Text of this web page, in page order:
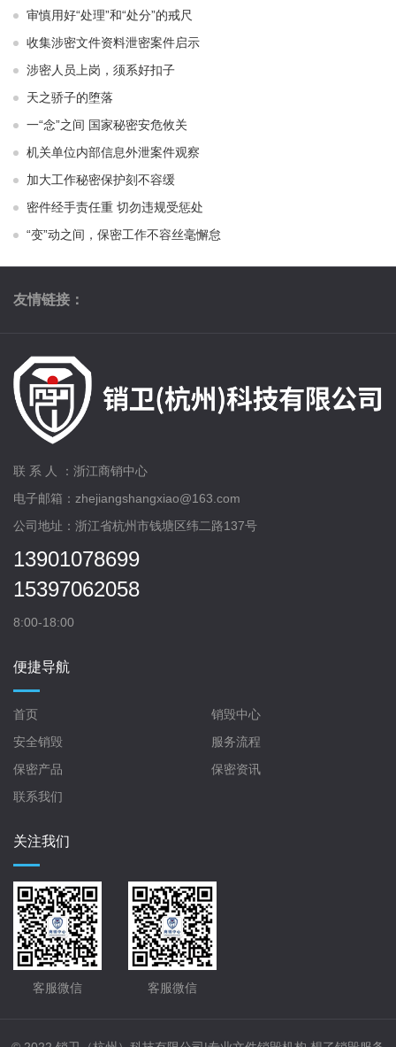
审慎用好“处理”和“处分”的戒尺
收集涉密文件资料泄密案件启示
涉密人员上岗，须系好扣子
天之骄子的堕落
一“念”之间 国家秘密安危攸关
机关单位内部信息外泄案件观察
加大工作秘密保护刻不容缓
密件经手责任重 切勿违规受惩处
“变”动之间，保密工作不容丝毫懈怠
友情链接：
联 系 人 ：浙江商销中心
电子邮箱：zhejiangshangxiao@163.com
公司地址：浙江省杭州市钱塘区纬二路137号
13901078699
15397062058
8:00-18:00
便捷导航
首页
销毁中心
安全销毁
服务流程
保密产品
保密资讯
联系我们
关注我们
客服微信 客服微信